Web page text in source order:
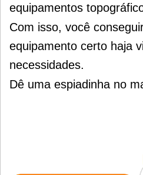
equipamentos
Com isso, você
equipamento certo haja
necessidades.
Dê uma espiadinha no